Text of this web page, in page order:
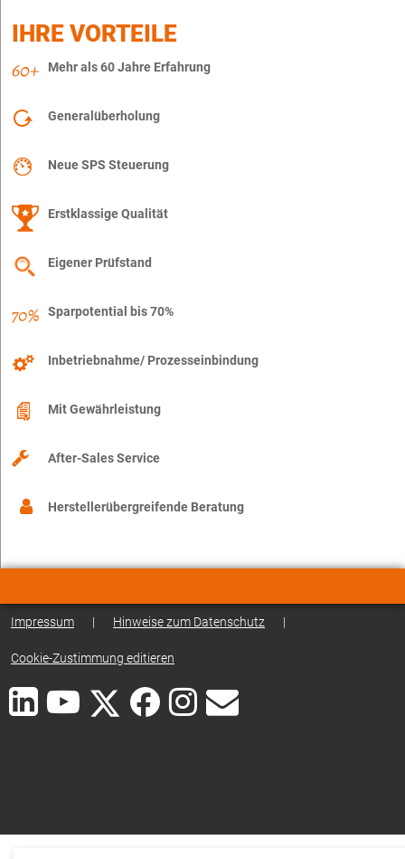
IHRE VORTEILE
Mehr als 60 Jahre Erfahrung
Generalüberholung
Neue SPS Steuerung
Erstklassige Qualität
Eigener Prüfstand
Sparpotential bis 70%
Inbetriebnahme/ Prozesseinbindung
Mit Gewährleistung
After-Sales Service
Herstellerübergreifende Beratung
Impressum | Hinweise zum Datenschutz |
Cookie-Zustimmung editieren